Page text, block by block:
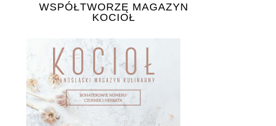
WSPÓŁTWORZĘ MAGAZYN
KOCIOŁ